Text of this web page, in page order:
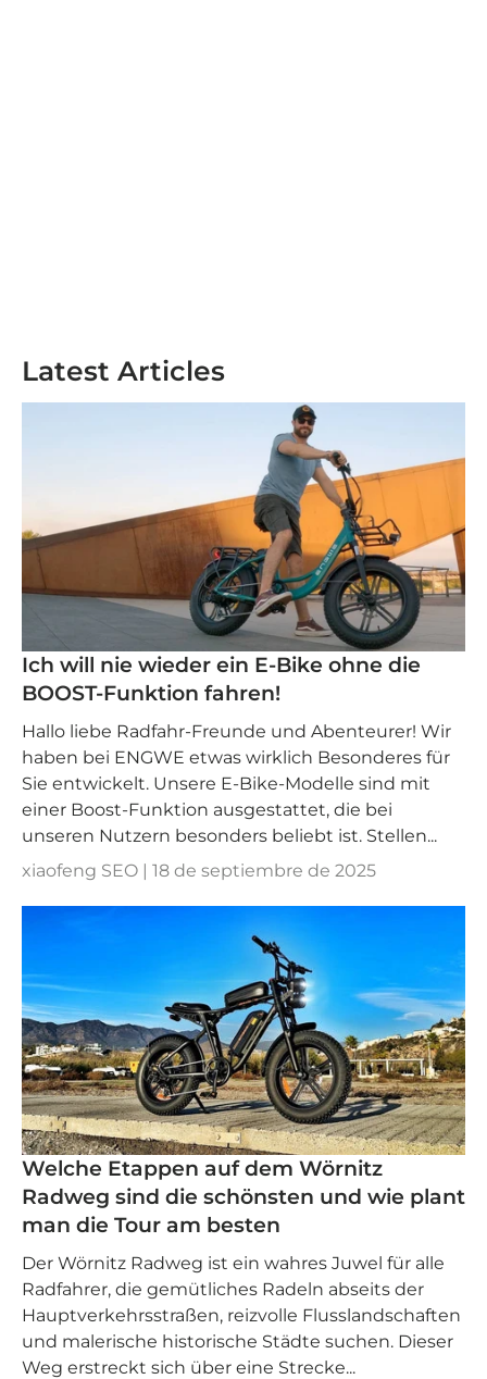
Latest Articles
Ich will nie wieder ein E-Bike ohne die
BOOST-Funktion fahren!
Hallo liebe Radfahr-Freunde und Abenteurer! Wir
haben bei ENGWE etwas wirklich Besonderes für
Sie entwickelt. Unsere E-Bike-Modelle sind mit
einer Boost-Funktion ausgestattet, die bei
unseren Nutzern besonders beliebt ist. Stellen...
xiaofeng SEO | 18 de septiembre de 2025
Welche Etappen auf dem Wörnitz
Radweg sind die schönsten und wie plant
man die Tour am besten
Der Wörnitz Radweg ist ein wahres Juwel für alle
Radfahrer, die gemütliches Radeln abseits der
Hauptverkehrsstraßen, reizvolle Flusslandschaften
und malerische historische Städte suchen. Dieser
Weg erstreckt sich über eine Strecke...